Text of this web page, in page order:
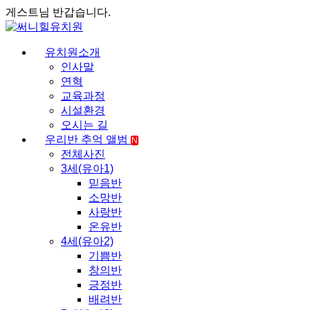
게스트님 반갑습니다.
유치원소개
인사말
연혁
교육과정
시설환경
오시는 길
우리반 추억 앨범
N
전체사진
3세(유아1)
믿음반
소망반
사랑반
온유반
4세(유아2)
기쁨반
창의반
긍정반
배려반